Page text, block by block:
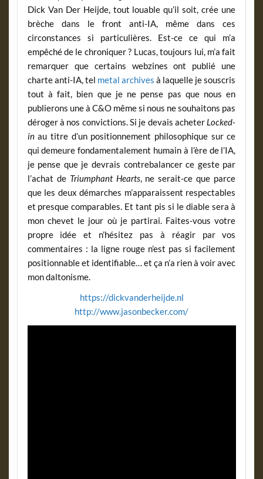
Dick Van Der Heijde, tout louable qu’il soit, crée une
brèche dans le front anti-IA, même dans ces
circonstances si particulières. Est-ce ce qui m’a
empêché de le chroniquer ? Lucas, toujours lui, m’a fait
remarquer que certains webzines ont publié une
charte anti-IA, tel metal archives à laquelle je souscris
tout à fait, bien que je ne pense pas que nous en
publierons une à C&O même si nous ne souhaitons pas
déroger à nos convictions. Si je devais acheter Locked-
inau titre d’un positionnement philosophique sur ce
qui demeure fondamentalement humain à l’ère de l’IA,
je pense que je devrais contrebalancer ce geste par
l’achat de Triumphant Hearts, ne serait-ce que parce
que les deux démarches m’apparaissent respectables
et presque comparables. Et tant pis si le diable sera à
mon chevet le jour où je partirai. Faites-vous votre
propre idée et n’hésitez pas à réagir par vos
commentaires : la ligne rouge n’est pas si facilement
positionnable et identifiable… et ça n’a rien à voir avec
mon daltonisme.
https://dickvanderheijde.nl
http://www.jasonbecker.com/